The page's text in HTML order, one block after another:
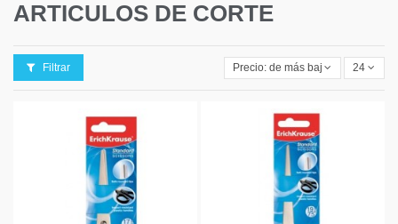
ARTICULOS DE CORTE
Filtrar Precio: de más bajo a más alto
24